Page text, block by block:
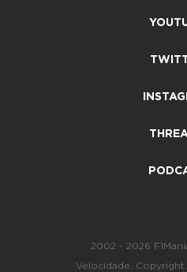
2002 - 2026
Velocidade.